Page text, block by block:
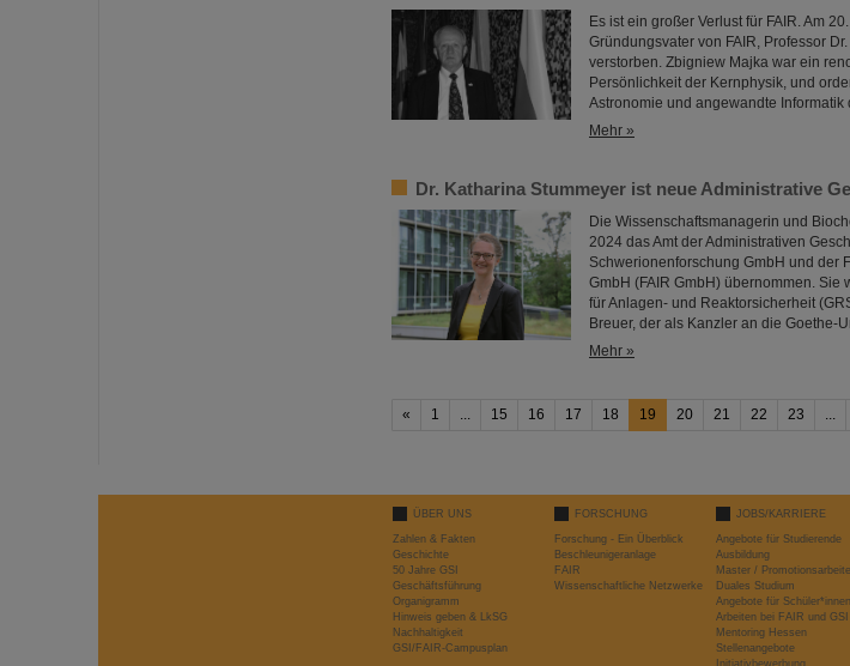
Es ist ein großer Verlust für FAIR. Am
Gründungsvater von FAIR, Professor
verstorben. Zbigniew Majka war ein
Persönlichkeit der Kernphysik, und
Astronomie und angewandte
Mehr »
Dr. Katharina Stummeyer ist neue Administrative
Die Wissenschaftsmanagerin und
2024 das Amt der Administrativen
Schwerionenforschung GmbH und der
GmbH (FAIR GmbH) übernommen.
für Anlagen- und Reaktorsicherheit
Breuer, der als Kanzler an die Goethe-
Mehr »
« 1 ... 15 16 17 18 19 20 21 22 23 ...
ÜBER UNS
Zahlen & Fakten
Geschichte
50 Jahre GSI
Geschäftsführung
Organigramm
Hinweis geben & LkSG
Nachhaltigkeit
GSI/FAIR-Campusplan
FORSCHUNG
Forschung - Ein Überblick
Beschleunigeranlage
FAIR
Wissenschaftliche Netzwerke
JOBS/KARRIERE
Angebote für Studierende
Ausbildung
Master /
Duales Studium
Angebote für Schüler*innen
Arbeiten bei FAIR und GSI
Mentoring Hessen
Stellenangebote
Initiativbewerbung